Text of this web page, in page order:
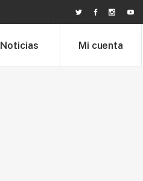
Noticias Mi cuenta